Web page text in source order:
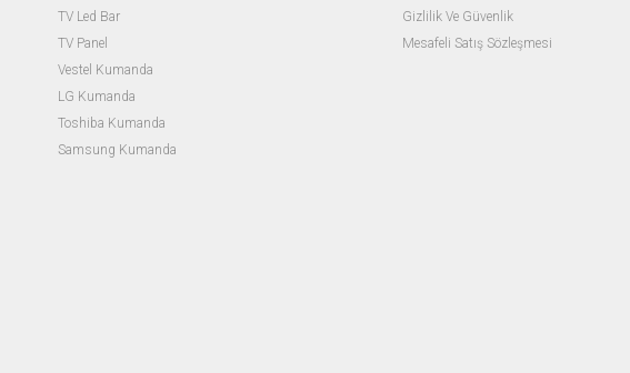
TV Led Bar
TV Panel
Vestel Kumanda
LG Kumanda
Toshiba Kumanda
Samsung Kumanda
Gizlilik Ve Güvenlik
Mesafeli Satış Sözleşmesi